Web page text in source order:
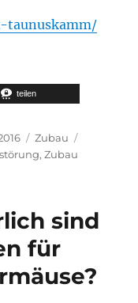
taunuskamm/
teilen
Kategorien
Zubau
,Zubau
sind
für